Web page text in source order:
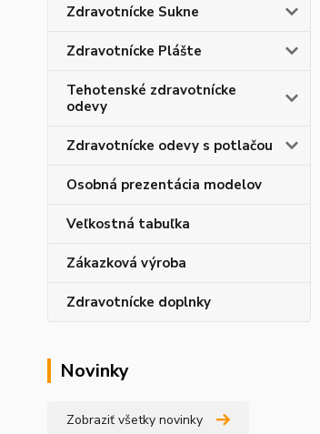
Zdravotnícke Sukne
Zdravotnícke Plášte
Tehotenské zdravotnícke
odevy
Zdravotnícke odevy s potlačou
Osobná prezentácia modelov
Veľkostná tabuľka
Zákazková výroba
Zdravotnícke doplnky
Novinky
Zobraziť všetky novinky